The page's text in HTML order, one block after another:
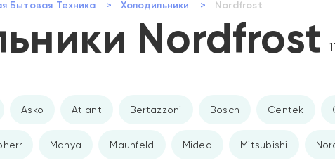
Бытовая Техника > Холодильники > Nordfrost
Nordfrost
Asko Atlant Bertazzoni Bosch Centek
Manya Maunfeld Midea Mitsubishi